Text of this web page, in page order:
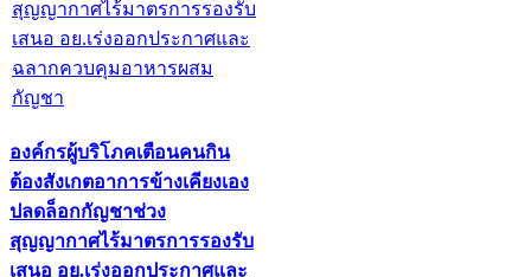
องค์กรผู้บริโภคเตือนคนกิน
ต้องสังเกตอาการข้างเคียงเอง
ปลดล็อกกัญชาช่วง
สุญญากาศไร้มาตรการรองรับ
เสนอ อย.เร่งออกประกาศและ